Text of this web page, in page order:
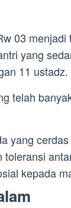
03
yang
11 ustadz.
telah
yang
toleransi
kepada